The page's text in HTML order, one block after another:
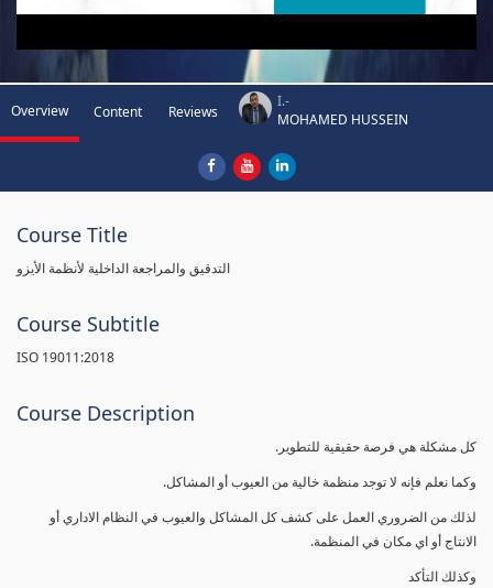
Overview Content Reviews
I.-
MOHAMED HUSSEIN
Course Title
التدقيق والمراجعة الداخلية لأنظمة الأيزو
Course Subtitle
ISO 19011:2018
Course Description
كل مشكلة هي فرصة حقيقية للتطوير.
وكما نعلم فإنه لا توجد منظمة خالية من العيوب أو المشاكل.
لذلك من الضروري العمل على كشف كل المشاكل والعيوب في النظام الاداري أو
الانتاج أو اي مكان في المنظمة.
وكذلك التأكد